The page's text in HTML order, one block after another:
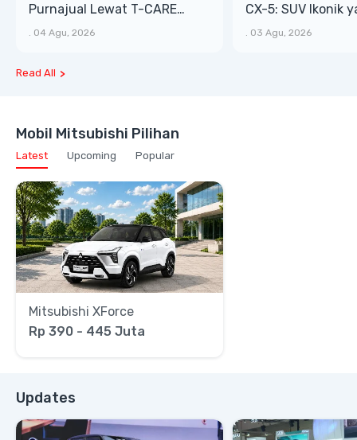
Purnajual Lewat T-CARE
XTRA, Manfaat Lebih Besar
04 Agu, 2026
CX-5: SUV Ikonik
Bongsor, Mewah,
03 Agu, 2026
Read All
Mobil Mitsubishi Pilihan
Latest Upcoming Popular
Mitsubishi XForce
Rp 390 - 445 Juta
Updates